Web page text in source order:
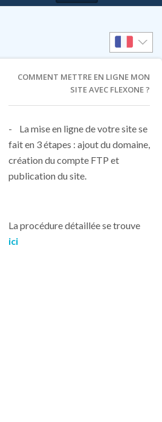
COMMENT METTRE EN LIGNE MON
SITE AVEC FLEXONE ?
- La mise en ligne de votre site se
fait en 3 étapes : ajout du domaine,
création du compte FTP et
publication du site.
La procédure détaillée se trouve
ici